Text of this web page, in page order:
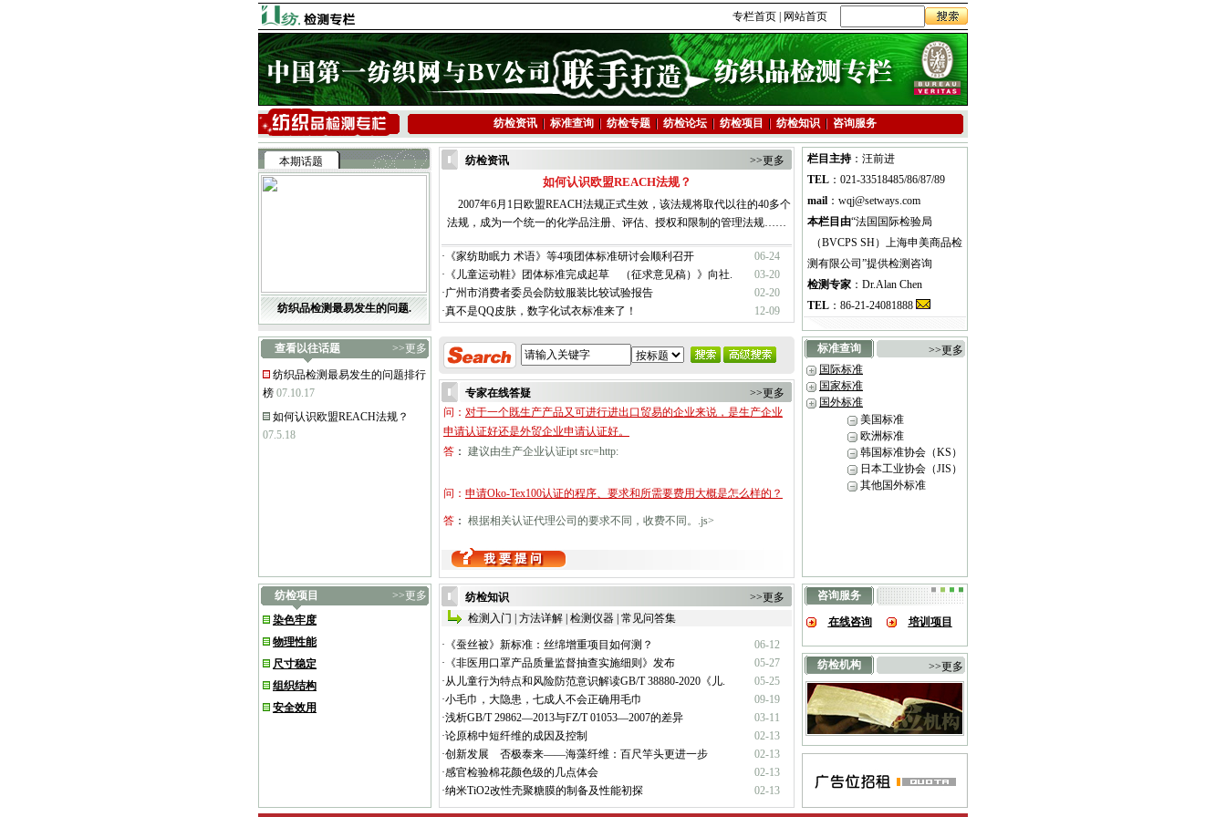
专栏首页 网站首页
纺检资讯 标准查询 纺检专题 纺检论坛 纺检项目 纺检知识 咨询服务
本期话题
纺织品检测最易发生的问题.
纺检资讯 >>更多
如何认识欧盟REACH法规？
2007年6月1日欧盟REACH法规正式生效，该法规将取代以往的40多个
法规，成为一个统一的化学品注册、评估、授权和限制的管理法规……
· 《家纺助眠力 术语》等4项团体标准研讨会顺利召开
06-24
· 《儿童运动鞋》团体标准完成起草 （征求意见稿）》向社.
03-20
·广州市消费者委员会防蚊服装比较试验报告
02-20
·真不是QQ皮肤，数字化试衣标准来了！ 12-09
栏目主持：汪前进
TEL ：021-33518485/86/87/89
mail ： wqj@setways.com
本栏目由“法国国际检验局
（BVCPS SH） 上海申美商品检
测有限公司”提供检测咨询
检测专家 ：Dr.Alan Chen
TEL ：86-21-24081888
查看以往话题 >>更多
纺织品检测最易发生的问题排行
榜 07.10.17
如何认识欧盟REACH法规？
07.5.18
专家在线答疑
>>更多
问： 对于一个既生产产品又可进行进出口贸易的企业来说，是生产企业
申请认证好还是外贸企业申请认证好。
答 ： 建议由生产企业认证ipt src=http:
问： 申请Oko-Tex100认证的程序、要求和所需要费用大概是怎么样的？
答 ： 根据相关认证代理公司的要求不同，收费不同。.js>
标准查询
>>更多
国际标准
国家标准
国外标准
美国标准
欧洲标准
韩国标准协会（KS）
日本工业协会（JIS）
其他国外标准
纺检项目
>>更多
染色牢度
物理性能
尺寸稳定
组织结构
安全效用
纺检知识
>>更多
检测入门
方法详解 检测仪器 常见问答集
· 《蚕丝被》新标准：丝绵增重项目如何测？
06-12
· 《非医用口罩产品质量监督抽查实施细则》发布
05-27
·从儿童行为特点和风险防范意识解读GB/T 38880-2020《儿.
05-25
·小毛巾，大隐患，七成人不会正确用毛巾
09-19
·浅析GB/T 29862—2013与FZ/T 01053—2007的差异
03-11
·论原棉中短纤维的成因及控制
02-13
·创新发展 否极泰来——海藻纤维：百尺竿头更进一步
02-13
·感官检验棉花颜色级的几点体会
02-13
·纳米TiO2改性壳聚糖膜的制备及性能初探 02-13
咨询服务
在线咨询 培训项目
纺检机构 >>更多